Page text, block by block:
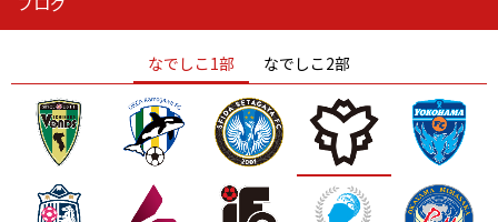
ニッパツ
ニッパツ 名古屋
石人の星
静岡 愛媛Ｌ
なでしこ1部 なでしこ2部